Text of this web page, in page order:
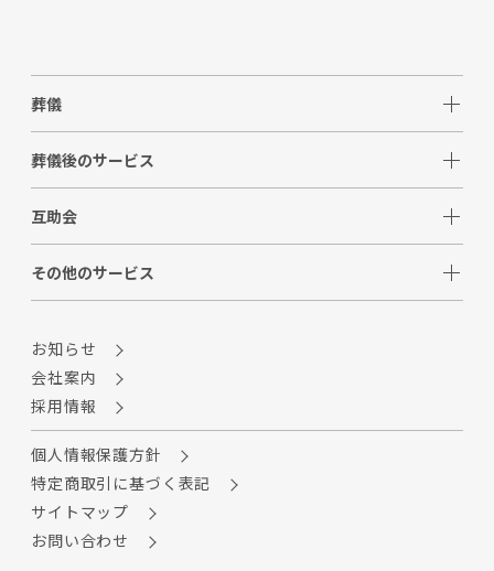
葬儀
葬儀後のサービス
互助会
その他のサービス
お知らせ
会社案内
採用情報
個人情報保護方針
特定商取引に基づく表記
サイトマップ
お問い合わせ